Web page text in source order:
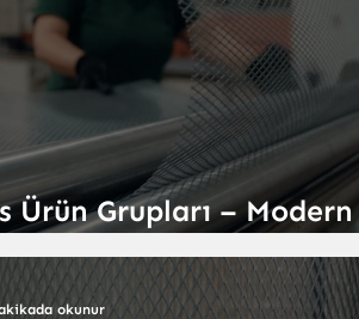
Ürün Grupları – Modern
Teknolojileri ile
okunur